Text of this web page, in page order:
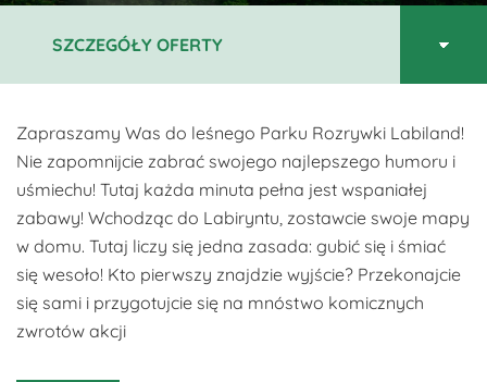
Zapraszamy Was do leśnego Parku Rozrywki Labiland!
Nie zapomnijcie zabrać swojego najlepszego humoru i
uśmiechu! Tutaj każda minuta pełna jest wspaniałej
zabawy! Wchodząc do Labiryntu, zostawcie swoje mapy
w domu. Tutaj liczy się jedna zasada: gubić się i śmiać
się wesoło! Kto pierwszy znajdzie wyjście? Przekonajcie
się sami i przygotujcie się na mnóstwo komicznych
zwrotów akcji